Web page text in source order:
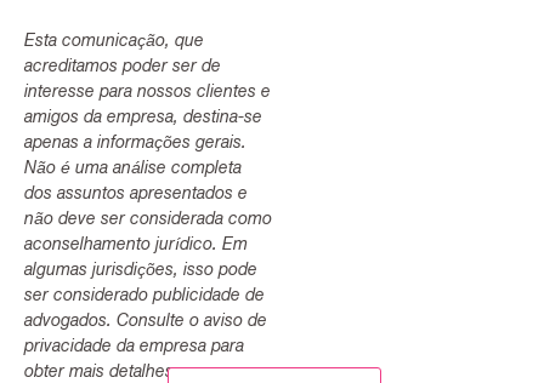
Esta comunicação, que
acreditamos poder ser de
interesse para nossos clientes e
amigos da empresa, destina-se
apenas a informações gerais.
Não é uma análise completa
dos assuntos apresentados e
não deve ser considerada como
aconselhamento jurídico. Em
algumas jurisdições, isso pode
ser considerado publicidade de
advogados. Consulte o aviso de
privacidade da empresa para
obter mais detalhes.